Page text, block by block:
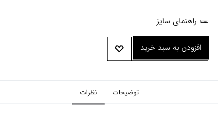
راهنمای سایز
افزودن به سبد خرید
توضیحات نظرات